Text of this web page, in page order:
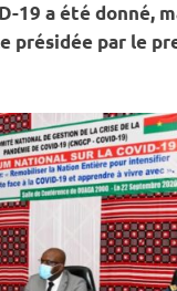
19 a été donné,
présidée par le